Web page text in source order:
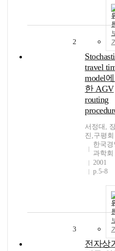
2
travel
model
한 AGV
routing
서정대,
진,구평회
한국경
과학회
2001
p.5-8
3
전자상